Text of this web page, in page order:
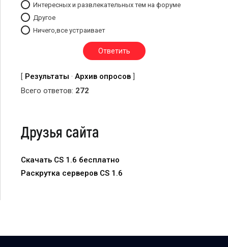
Интересных и развлекательных тем на форуме
Другое
Ничего,все устраивает
[ Результаты · Архив опросов ]
Всего ответов: 272
Друзья сайта
Скачать CS 1.6 бесплатно
Раскрутка серверов CS 1.6